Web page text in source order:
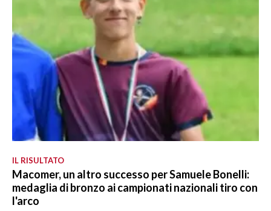
IL RISULTATO
Macomer, un altro successo per Samuele Bonelli:
medaglia di bronzo ai campionati nazionali tiro con
l'arco